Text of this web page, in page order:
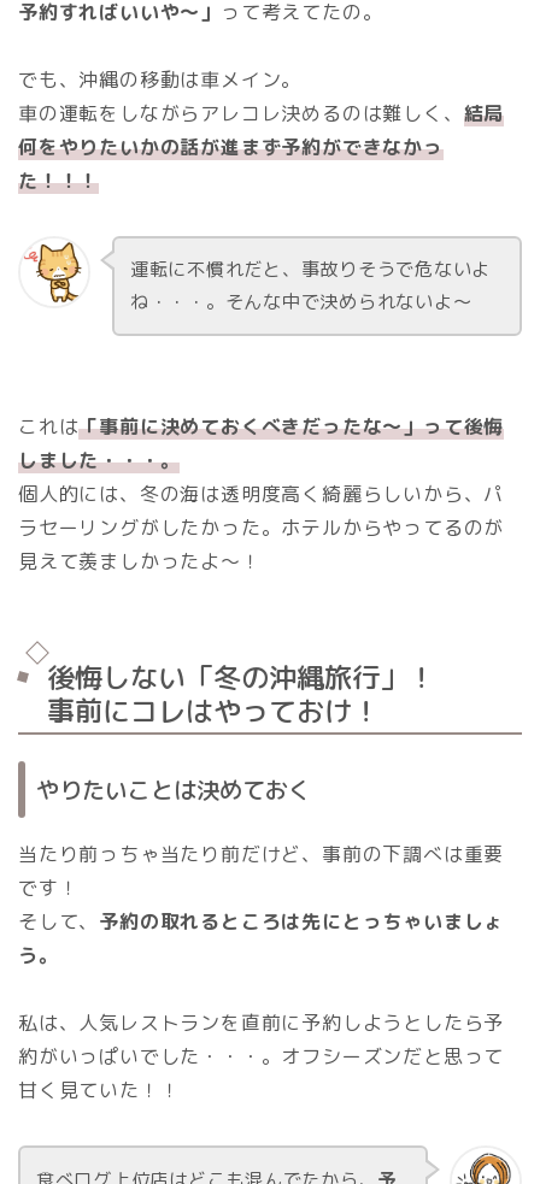
予約すればいいや～」 って考えてたの。
でも、沖縄の移動は車メイン。
車の運転をしながらアレコレ決めるのは難しく、 結局
何をやりたいかの話が進まず予約ができなかっ
た！！！
運転に不慣れだと、事故りそうで危ないよ
ね・・・。そんな中で決められないよ～
これは「事前に決めておくべきだったな～」って後悔
しました・・・。
個人的には、冬の海は透明度高く綺麗らしいから、パ
ラセーリングがしたかった。ホテルからやってるのが
見えて羨ましかったよ～！
後悔しない「冬の沖縄旅行」！
事前にコレはやっておけ！
やりたいことは決めておく
当たり前っちゃ当たり前だけど、事前の下調べは重要
です！
そして、 予約の取れるところは先にとっちゃいましょ
う。
私は、人気レストランを直前に予約しようとしたら予
約がいっぱいでした・・・。オフシーズンだと思って
甘く見ていた！！